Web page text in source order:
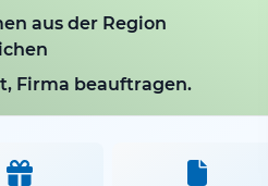
aus der Region
Firma beauftragen.